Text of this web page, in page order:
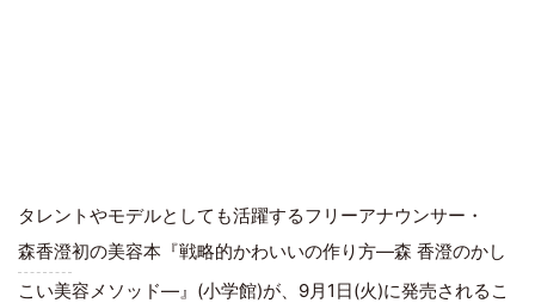
タレントやモデルとしても活躍するフリーアナウンサー・
森香澄初の美容本『戦略的かわいいの作り方―森 香澄のかし
こい美容メソッド―』(小学館)が、9月1日(火)に発売されるこ